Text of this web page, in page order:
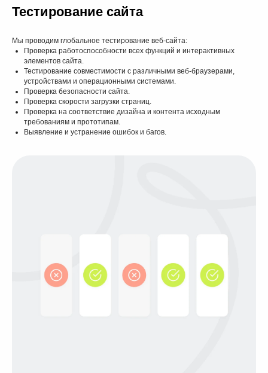
Тестирование сайта
Мы проводим глобальное тестирование веб-сайта:
Проверка работоспособности всех функций и интерактивных
элементов сайта.
Тестирование совместимости с различными веб-браузерами,
устройствами и операционными системами.
Проверка безопасности сайта.
Проверка скорости загрузки страниц.
Проверка на соответствие дизайна и контента исходным
требованиям и прототипам.
Выявление и устранение ошибок и багов.
Парт-тайм дизайн
отдел для вас!
Вы получаете профессиональное решение любых
дизайн-задач тогда, когда это необходимо, при